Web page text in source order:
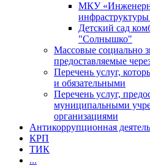
МКУ
Детский сад
"Солнышко"
Массовые социально
предоставляемые
Перечень услуг,
и обязательными
Перечень услуг,
муниципальными
организациями
Антикоррупционная
КРП
ТИК
...